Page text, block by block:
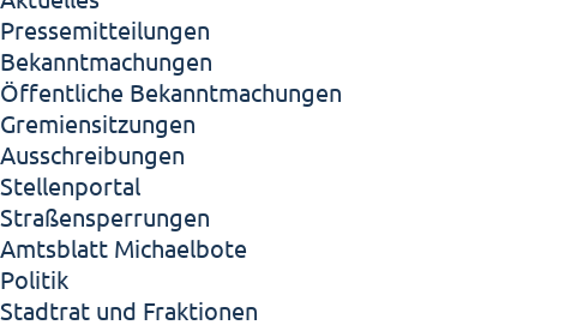
Pressemitteilungen
Bekanntmachungen
Öffentliche Bekanntmachungen
Gremiensitzungen
Ausschreibungen
Stellenportal
Straßensperrungen
Amtsblatt Michaelbote
Politik
Stadtrat und Fraktionen